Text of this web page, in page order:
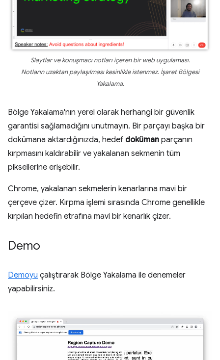
Slaytlar ve konuşmacı notları içeren bir web uygulaması.
Notların uzaktan paylaşılması kesinlikle istenmez. İşaret Bölgesi
Yakalama.
Bölge Yakalama'nın yerel olarak herhangi bir güvenlik
garantisi sağlamadığını unutmayın. Bir parçayı başka bir
dokümana aktardığınızda, hedef doküman parçanın
kırpmasını kaldırabilir ve yakalanan sekmenin tüm
piksellerine erişebilir.
Chrome, yakalanan sekmelerin kenarlarına mavi bir
çerçeve çizer. Kırpma işlemi sırasında Chrome genellikle
kırpılan hedefin etrafına mavi bir kenarlık çizer.
Demo
Demoyu çalıştırarak Bölge Yakalama ile denemeler
yapabilirsiniz.